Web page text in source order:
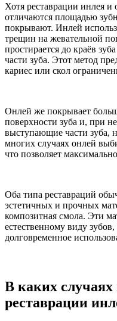
Хотя реставрации инлея и
отличаются площадью
покрывают. Инлей
трещин на жевательной
простирается до краёв
части зуба. Этот метод
кариес или скол
Онлей же покрывает
поверхности зуба и, при
выступающие части зуба,
многих случаях онлей
что позволяет
Оба типа реставраций
эстетичных и прочных
композитная смола. Эти
естественному виду
долговременное
В каких
реставрации